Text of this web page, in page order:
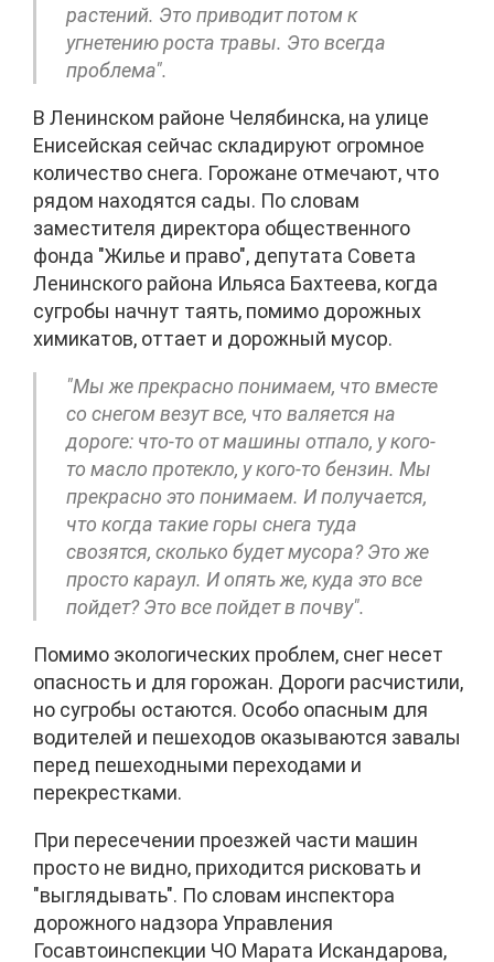
растений. Это приводит потом к
угнетению роста травы. Это всегда
проблема".
В Ленинском районе Челябинска, на улице
Енисейская сейчас складируют огромное
количество снега. Горожане отмечают, что
рядом находятся сады. По словам
заместителя директора общественного
фонда "Жилье и право", депутата Совета
Ленинского района Ильяса Бахтеева, когда
сугробы начнут таять, помимо дорожных
химикатов, оттает и дорожный мусор.
"Мы же прекрасно понимаем, что вместе
со снегом везут все, что валяется на
дороге: что-то от машины отпало, у кого-
то масло протекло, у кого-то бензин. Мы
прекрасно это понимаем. И получается,
что когда такие горы снега туда
свозятся, сколько будет мусора? Это же
просто караул. И опять же, куда это все
пойдет? Это все пойдет в почву".
Помимо экологических проблем, снег несет
опасность и для горожан. Дороги расчистили,
но сугробы остаются. Особо опасным для
водителей и пешеходов оказываются завалы
перед пешеходными переходами и
перекрестками.
При пересечении проезжей части машин
просто не видно, приходится рисковать и
"выглядывать". По словам инспектора
дорожного надзора Управления
Госавтоинспекции ЧО Марата Искандарова,